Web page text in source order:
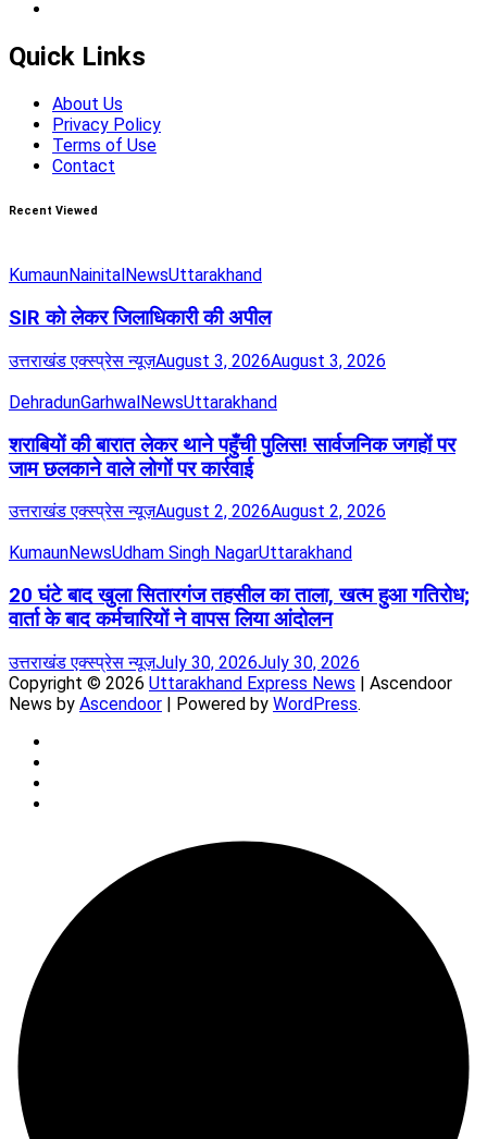
Quick Links
About Us
Privacy Policy
Terms of Use
Contact
Recent Viewed
KumaunNainital NewsUttarakhand
SIR को लेकर जिलाधिकारी की अपील
उत्तराखंड एक्स्प्रेस न्यूज़August 3, 2026August 3, 2026
DehradunGarhwalNewsUttarakhand
शराबियों की बारात लेकर थाने पहुँची पुलिस! सार्वजनिक जगहों पर
जाम छलकाने वाले लोगों पर कार्रवाई
उत्तराखंड एक्स्प्रेस न्यूज़August 2, 2026August 2, 2026
KumaunNewsUdham Singh NagarUttarakhand
20 घंटे बाद खुला सितारगंज तहसील का ताला, खत्म हुआ गतिरोध;
वार्ता के बाद कर्मचारियों ने वापस लिया आंदोलन
उत्तराखंड एक्स्प्रेस न्यूज़July 30, 2026July 30, 2026
Copyright © 2026 Uttarakhand Express News | Ascendoor
News by Ascendoor | Powered by WordPress.